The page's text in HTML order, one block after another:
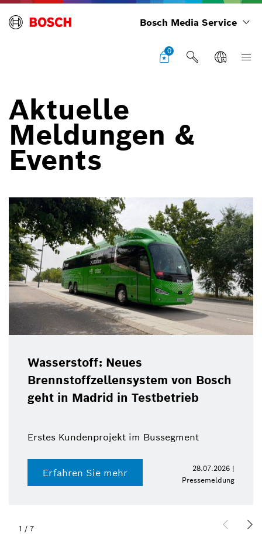
Bosch Media Service
0
Aktuelle
Meldungen &
Events
Wasserstoff: Neues
Brennstoffzellensystem von Bosch
geht in Madrid in Testbetrieb
Erstes Kundenprojekt im Bussegment
Erfahren Sie mehr
28.07.2026 |
Pressemeldung
1 / 7